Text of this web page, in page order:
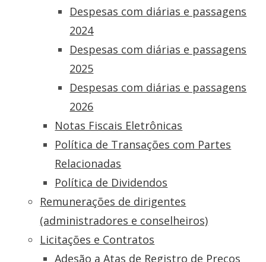
Despesas com diárias e passagens
2024
Despesas com diárias e passagens
2025
Despesas com diárias e passagens
2026
Notas Fiscais Eletrônicas
Política de Transações com Partes
Relacionadas
Política de Dividendos
Remunerações de dirigentes
(administradores e conselheiros)
Licitações e Contratos
Adesão a Atas de Registro de Preços